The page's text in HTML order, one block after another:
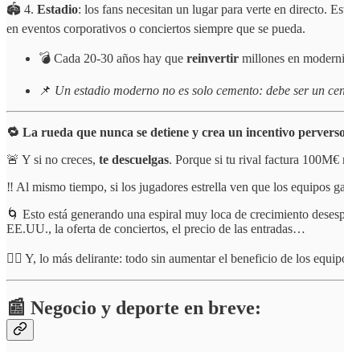
🏟️ 4. Estadio: los fans necesitan un lugar para verte en directo.
en eventos corporativos o conciertos siempre que se pueda.
💣 Cada 20-30 años hay que reinvertir millones en
📌 Un estadio moderno no es solo cemento: debe ser un
🔁 La rueda que nunca se detiene y crea un incentivo
🚨 Y si no creces, te descuelgas. Porque si tu rival factura 100M€
‼️ Al mismo tiempo, si los jugadores estrella ven que los equipos
🌀 Esto está generando una espiral muy loca de crecimiento
EE.UU., la oferta de conciertos, el precio de las entradas…
😵‍💫 Y, lo más delirante: todo sin aumentar el beneficio de los
📰 Negocio y deporte en breve: